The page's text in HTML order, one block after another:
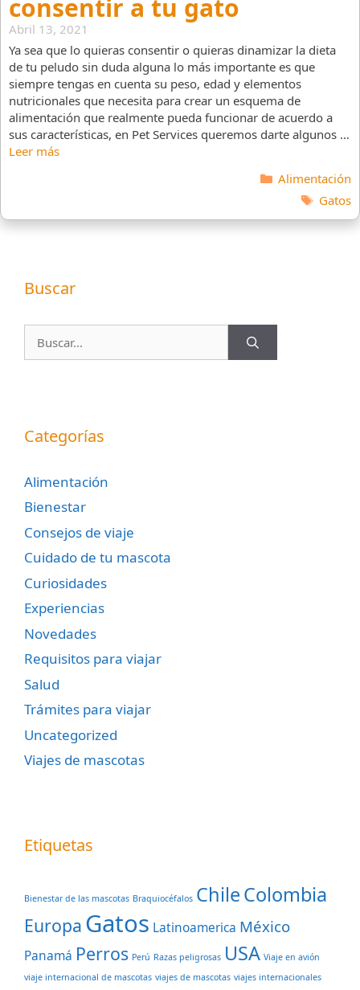
consentir a tu gato
Abril 13, 2021
Ya sea que lo quieras consentir o quieras dinamizar la dieta
de tu peludo sin duda alguna lo más importante es que
siempre tengas en cuenta su peso, edad y elementos
nutricionales que necesita para crear un esquema de
alimentación que realmente pueda funcionar de acuerdo a
sus características, en Pet Services queremos darte algunos …
Leer más
Categorías
Alimentación
Gatos
Buscar
Categorías
Alimentación
Bienestar
Consejos de viaje
Cuidado de tu mascota
Curiosidades
Experiencias
Novedades
Requisitos para viajar
Salud
Trámites para viajar
Uncategorized
Viajes de mascotas
Etiquetas
Bienestar de las mascotas Braquiocéfalos ChileColombia
Europa Gatos Latinoamerica México
Panamá Perros Perú Razas peligrosas USA Viaje en avión
viaje internacional de mascotas viajes de mascotas viajes internacionales